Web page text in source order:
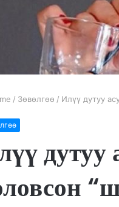
/ Зөвөлгөө / Илүү дутуу
дутуу